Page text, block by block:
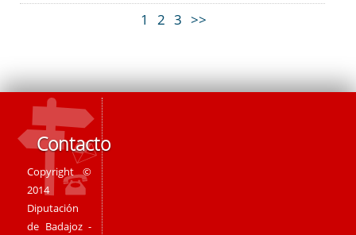
1 2 3 >>
Contacto
Copyright ©
2014
Diputación
de Badajoz -